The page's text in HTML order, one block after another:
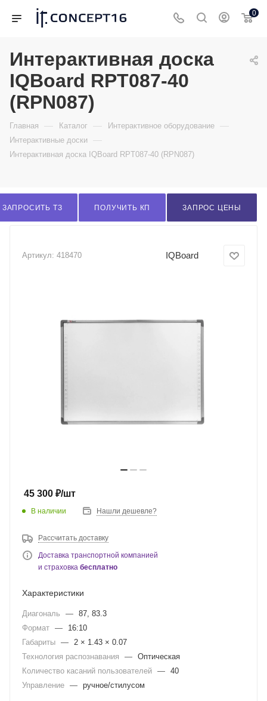
0
Интерактивная доска
IQBoard RPT087-40
(RPN087)
Главная — Каталог — Интерактивное оборудование —
Интерактивные доски —
Интерактивная доска IQBoard RPT087-40 (RPN087)
ЗАПРОСИТЬ ТЗ ПОЛУЧИТЬ КП ЗАПРОС ЦЕНЫ
Артикул: 418470 IQBoard
45 300 ₽/шт
В наличии Нашли дешевле?
Рассчитать доставку
Доставка транспортной компанией
и страховка бесплатно
Характеристики
Диагональ — 87, 83.3
Формат —
16:10
Габариты — 2 × 1.43 × 0.07
Технология распознавания
— Оптическая
Количество касаний пользователей — 40
Управление — ручное/стилусом